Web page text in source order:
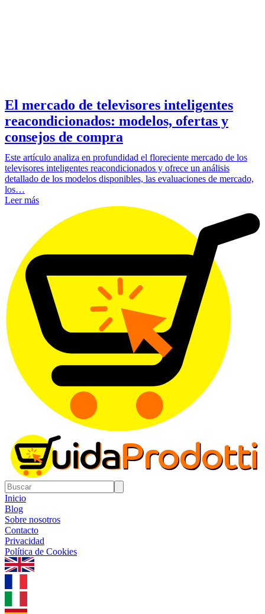
El mercado de televisores inteligentes
reacondicionados: modelos, ofertas y
consejos de compra
Este artículo analiza en profundidad el floreciente mercado de los
televisores inteligentes reacondicionados y ofrece un análisis
detallado de los modelos disponibles, las evaluaciones de mercado,
los…
Leer más
Inicio
Blog
Sobre nosotros
Contacto
Privacidad
Política de Cookies